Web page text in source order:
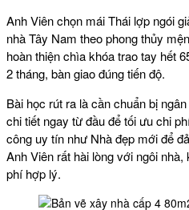
Anh Viên chọn mái Thái lợp ngói
nhà Tây Nam theo phong thủy
hoàn thiện chìa khóa trao tay hết
2 tháng, bàn giao đúng tiến độ.
Bài học rút ra là cần chuẩn bị
chi tiết ngay từ đầu để tối ưu chi
công uy tín như Nhà đẹp mới để
Anh Viên rất hài lòng với ngôi
phí hợp lý.